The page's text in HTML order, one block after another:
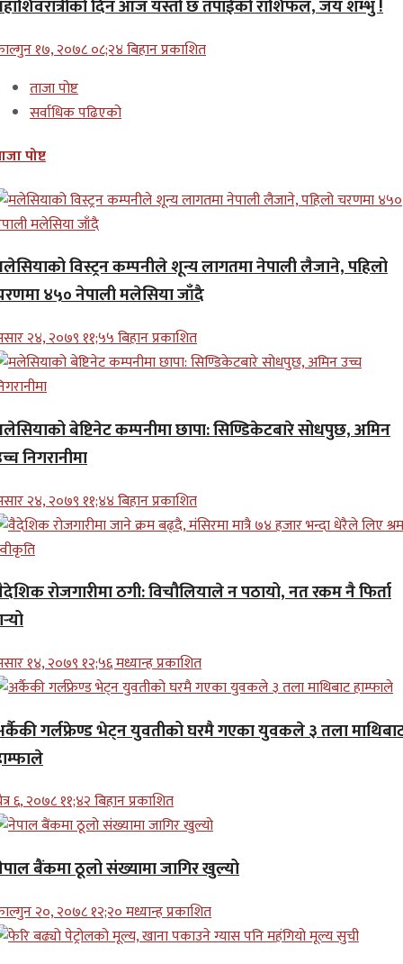
दिन आज यस्तो छ तपाईंको राशिफल, जय शम्भु !
१७, २०७८ ०८;२४ बिहान प्रकाशित
ताजा पोष्ट
सर्वाधिक पढिएको
पोष्ट
विस्ट्रन कम्पनीले शून्य लागतमा नेपाली लैजाने, पहिलो
४५० नेपाली मलेसिया जाँदै
२४, २०७९ ११;५५ बिहान प्रकाशित
बेष्टिनेट कम्पनीमा छापा: सिण्डिकेटबारे सोधपुछ, अमिन
निगरानीमा
२४, २०७९ ११;४४ बिहान प्रकाशित
रोजगारीमा ठगी: विचौलियाले न पठायो, नत रकम नै फिर्ता
१४, २०७९ १२;५६ मध्यान्ह प्रकाशित
गर्लफ्रेण्ड भेट्न युवतीको घरमै गएका युवकले ३ तला
६, २०७८ ११;४२ बिहान प्रकाशित
बैंकमा ठूलो संख्यामा जागिर खुल्यो
२०, २०७८ १२;२० मध्यान्ह प्रकाशित